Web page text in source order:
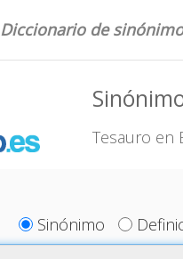
Diccionario de
Tesauro en
Sinónimo